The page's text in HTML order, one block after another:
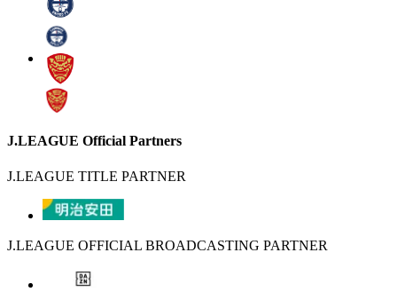
J.LEAGUE Official Partners
J.LEAGUE TITLE PARTNER
J.LEAGUE OFFICIAL BROADCASTING PARTNER